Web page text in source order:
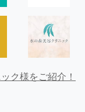
ク様をご紹介！